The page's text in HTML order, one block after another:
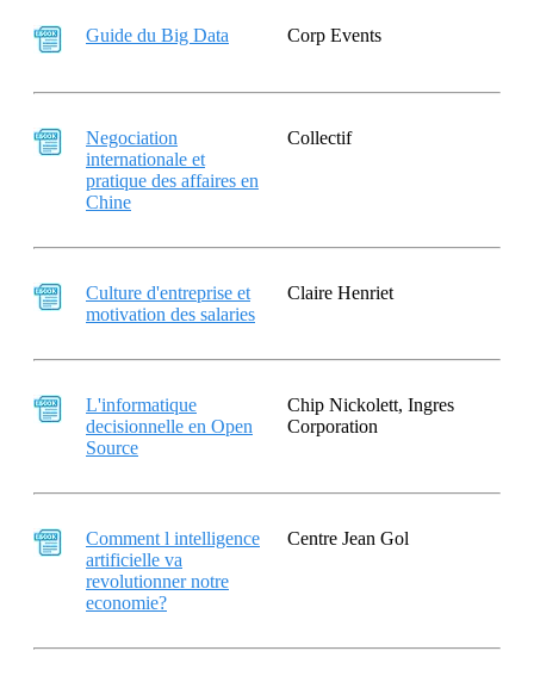
Guide du Big Data Corp Events
Negociation
internationale et
pratique des affaires en
Chine
Collectif
Culture d'entreprise et
motivation des salaries
Claire Henriet
L'informatique
decisionnelle en Open
Source
Chip Nickolett, Ingres
Corporation
Comment l intelligence
artificielle va
revolutionner notre
economie?
Centre Jean Gol